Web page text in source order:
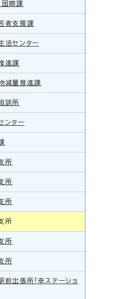
国際課
者支援課
活センター
進課
減量推進課
談所
ンター
所
所
所
所
所
所
前出張所「幸ステーショ